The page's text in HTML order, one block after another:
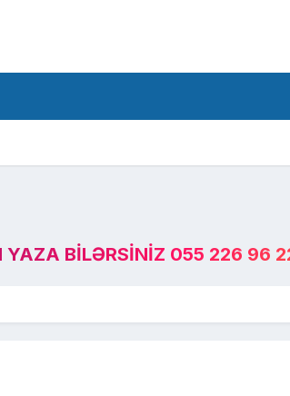
YAZA BILƏRSINIZ 055 226 96